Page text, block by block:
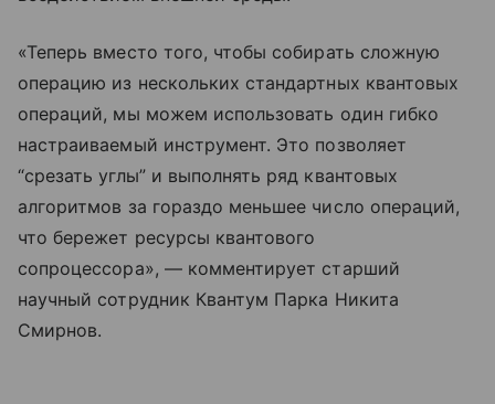
«Теперь вместо того, чтобы собирать сложную
операцию из нескольких стандартных квантовых
операций, мы можем использовать один гибко
настраиваемый инструмент. Это позволяет
“срезать углы” и выполнять ряд квантовых
алгоритмов за гораздо меньшее число операций,
что бережет ресурсы квантового
сопроцессора», — комментирует старший
научный сотрудник Квантум Парка Никита
Смирнов.